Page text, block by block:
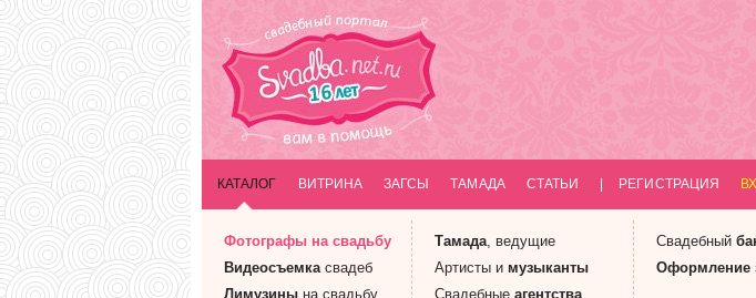
КАТАЛОГ ВИТРИНА ЗАГСЫ ТАМАДА СТАТЬИ РЕГИСТРАЦИЯ
Фотографы на свадьбу
Видеосъемкасвадеб
Лимузины на свадьбу
Тамада, ведущие
Артисты и музыканты
Свадебные агентства
Свадебный
Оформление